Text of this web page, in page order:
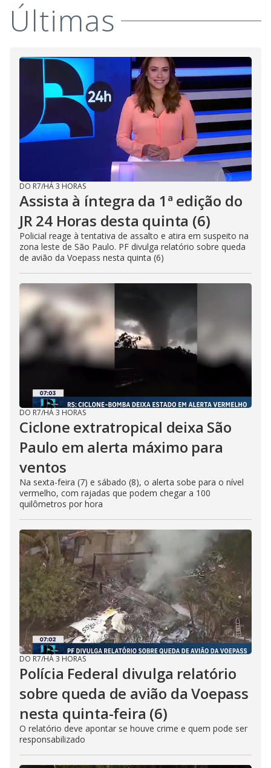
Últimas
DO R7/HÁ 3 HORAS
Assista à íntegra da 1ª edição do
JR 24 Horas desta quinta (6)
Policial reage à tentativa de assalto e atira em suspeito na
zona leste de São Paulo. PF divulga relatório sobre queda
de avião da Voepass nesta quinta (6)
DO R7/HÁ 3 HORAS
Ciclone extratropical deixa São
Paulo em alerta máximo para
ventos
Na sexta-feira (7) e sábado (8), o alerta sobe para o nível
vermelho, com rajadas que podem chegar a 100
quilômetros por hora
DO R7/HÁ 3 HORAS
Polícia Federal divulga relatório
sobre queda de avião da Voepass
nesta quinta-feira (6)
O relatório deve apontar se houve crime e quem pode ser
responsabilizado